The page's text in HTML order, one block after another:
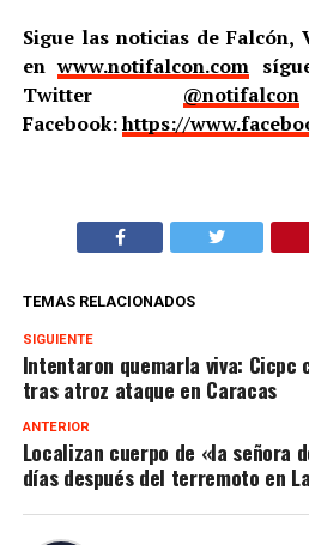
Sigue las noticias de Falcón,
enwww.notifalcon.com
Twitter @notifalcon
Facebook:https://
TEMAS RELACIONADOS
SIGUIENTE
Intentaron quemarla viva: Cicpc
tras atroz ataque en Caracas
ANTERIOR
Localizan cuerpo de «la señora
días después del terremoto en